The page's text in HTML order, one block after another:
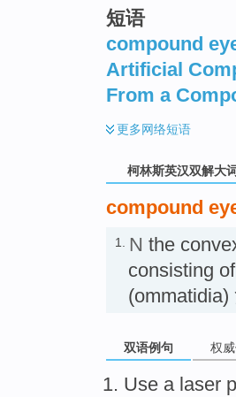
短语
compound
Artificial
From a
更多网络短语
柯林斯英汉双解大
compound
1. N the
consisting
双语例句 权
Use a laser